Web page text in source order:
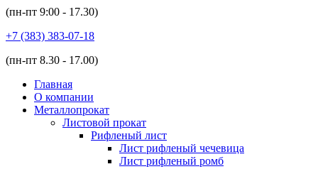
(пн-пт 9:00 - 17.30)
+7 (383) 383-07-18
(пн-пт 8.30 - 17.00)
Главная
О компании
Металлопрокат
Листовой прокат
Рифленый лист
Лист рифленый чечевица
Лист рифленый ромб